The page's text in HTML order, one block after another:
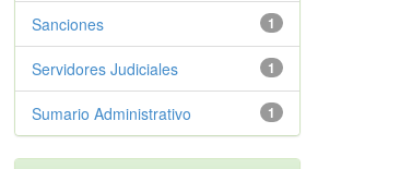
1
Sanciones
1
Servidores Judiciales
1
Sumario Administrativo